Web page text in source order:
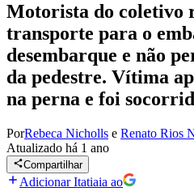
Motorista do coletivo
transporte para o
desembarque e não
da pedestre. Vítima
na perna e foi
PorRebeca Nicholls e Renato Rios
Atualizado há 1 ano
Compartilhar
Adicionar Itatiaia ao